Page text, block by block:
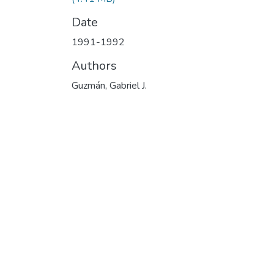
Date
1991-1992
Authors
Guzmán, Gabriel J.